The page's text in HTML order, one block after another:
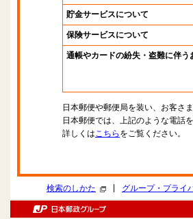
貯金サービスについて
保険サービスについて
通帳やカードの紛失・盗難に伴う
日本郵便や郵便局を装い、お客さ
日本郵便では、上記のような電話
詳しくはこちら をご覧ください。
検索のしかた グループ・プライ